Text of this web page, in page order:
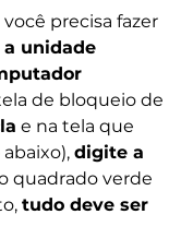
precisa fazer
unidade
de bloqueio de
e na tela que
digite a
quadrado verde
tudo deve ser